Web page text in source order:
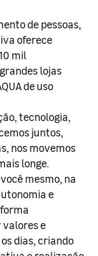
de pessoas,
oferece
mil
lojas
de uso
tecnologia,
juntos,
nos movemos
longe.
mesmo, na
e
e
dias, criando